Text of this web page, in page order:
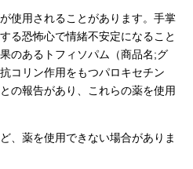
使用されることがあります。手掌
る恐怖心で情緒不安定になること
のあるトフィソパム（商品名;グ
コリン作用をもつパロキセチン
の報告があり、これらの薬を使用
、薬を使用できない場合がありま